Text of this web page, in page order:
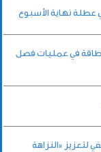
عطلة نهاية الأسبوع
في عمليات فصل
لتعزيز «النزاهة